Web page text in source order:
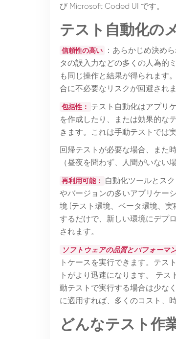
び Microsoft Coded UI です。
テスト自動化の
信頼性の高い
：あらかじめ決め
タの誤入力などの多くの人為的
も同じ操作と結果が得られます
合に不必要なリスクが回避されま
包括性：
テスト自動化はアプリ
を作成したり、または効果的な
きます。これは手動テストでは
回帰テストが必要な場合、また
（昼夜を問わず、人間がいない
再利用可能：
自動化ツールとス
やバージョンの多いアプリケー
境 (テスト環境、ベータ環境、
するだけで、新しい環境にデプ
されます。
ソフトウェアの品質とパフォーマ
トケースを実行できます。テス
トがより迅速になります。 テ
動テストで実行する場合は少な
に適用すれば、多くのコスト、
どんなテスト作